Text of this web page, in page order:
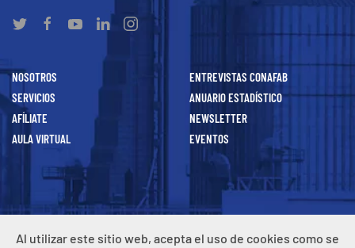
Al utilizar este sitio web, acepta el uso de cookies como se
NOSOTROS
SERVICIOS
AFÍLIATE
AULA VIRTUAL
ENTREVISTAS CONAFAB
ANUARIO ESTADÍSTICO
NEWSLETTER
EVENTOS